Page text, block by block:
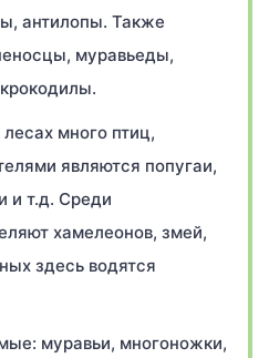
антилопы. Также
муравьеды,
много птиц,
являются попугаи,
и т.д. Среди
хамелеонов, змей,
здесь водятся
муравьи, многоножки,